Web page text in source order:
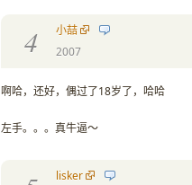
4
小喆
2007
啊哈，还好，偶过了18岁了，哈哈
左手。。。真牛逼～
lisker